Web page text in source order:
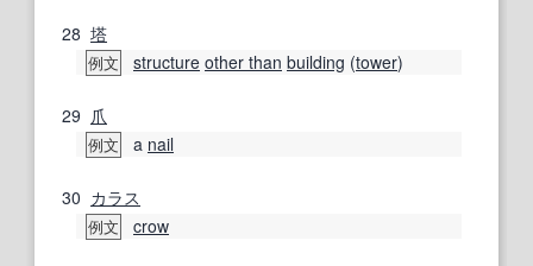
28 塔
例文 structure other than building (tower)
29 爪
例文 a nail
30 カラス
例文 crow